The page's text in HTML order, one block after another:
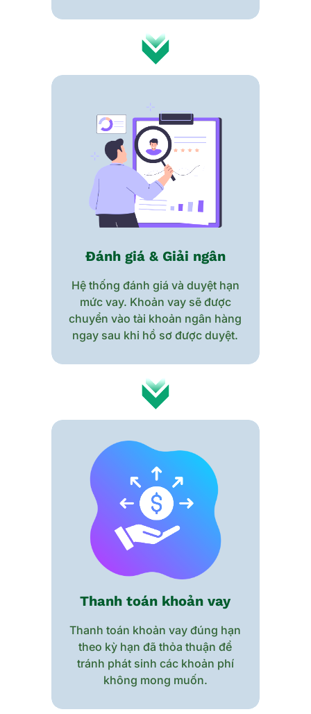
Đánh giá & Giải ngân
Hệ thống đánh giá và duyệt hạn
mức vay. Khoản vay sẽ được
chuyển vào tài khoản ngân hàng
ngay sau khi hồ sơ được duyệt.
Thanh toán khoản vay
Thanh toán khoản vay đúng hạn
theo kỳ hạn đã thỏa thuận để
tránh phát sinh các khoản phí
không mong muốn.